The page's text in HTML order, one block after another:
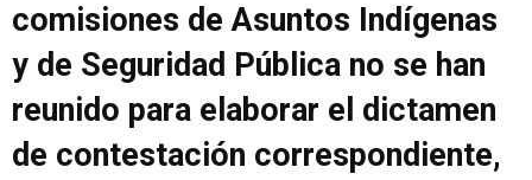
comisiones de Asuntos Indígenas
y de Seguridad Pública no se han
reunido para elaborar el dictamen
de contestación correspondiente,